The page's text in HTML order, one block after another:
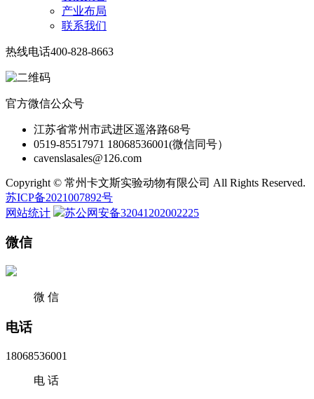
产业布局
联系我们
热线电话400-828-8663
官方微信公众号
江苏省常州市武进区遥洛路68号
0519-85517971 18068536001(微信同号）
cavenslasales@126.com
Copyright © 常州卡文斯实验动物有限公司 All Rights Reserved.
苏ICP备2021007892号
网站统计
苏公网安备32041202002225
微信
微 信
电话
18068536001
电 话